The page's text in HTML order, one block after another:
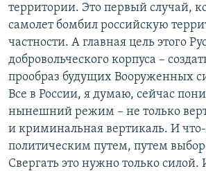
территории. Это первый случай,
самолет бомбил российскую
частности. А главная цель этого
добровольческого корпуса –
прообраз будущих Вооруженных
Все в России, я думаю, сейчас
нынешний режим – не только
и криминальная вертикаль. И
политическим путем, путем
Свергать это нужно только